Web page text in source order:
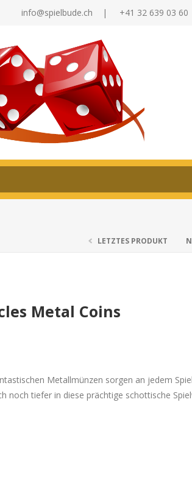
info@spielbude.ch | +41 32 639 03
LETZTES PRODUKT
Metal Coins
Metallmünzen sorgen an jedem
noch tiefer in diese prächtige schottische